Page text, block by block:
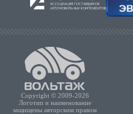
Copyright © 2009-2026
Логотип и наименование
защищены авторским правом